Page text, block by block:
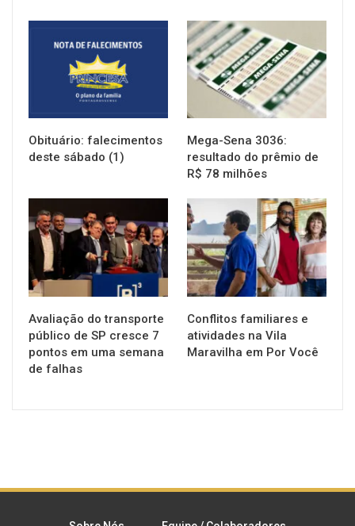
Obituário: falecimentos
deste sábado (1)
NOTÍCIAS
Mega-Sena 3036:
resultado do prêmio de
R$ 78 milhões
NOTÍCIAS
Avaliação do transporte
público de SP cresce 7
pontos em uma semana
de falhas
NOTÍCIAS
Conflitos familiares e
atividades na Vila
Maravilha em Por Você